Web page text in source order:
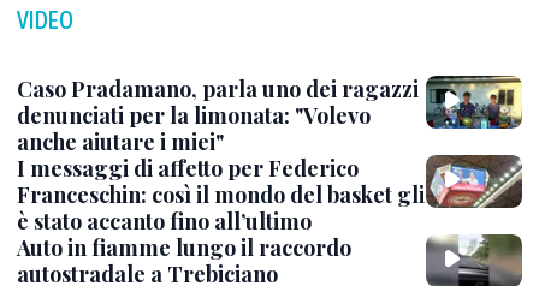
VIDEO
Caso Pradamano, parla uno dei ragazzi
denunciati per la limonata: "Volevo
anche aiutare i miei"
I messaggi di affetto per Federico
Franceschin: così il mondo del basket gli
è stato accanto fino all’ultimo
Auto in fiamme lungo il raccordo
autostradale a Trebiciano